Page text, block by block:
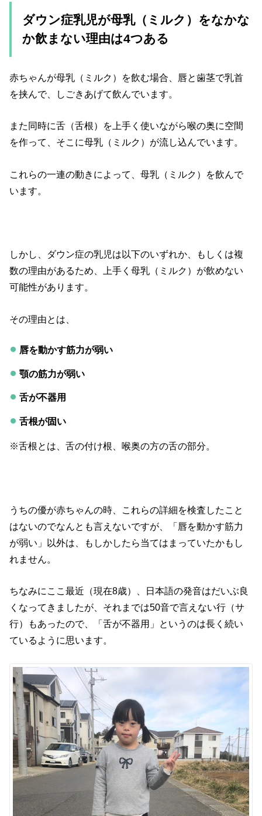
ダウン症乳児が母乳（ミルク）をなかな
か飲まない理由は4つある
赤ちゃんが母乳（ミルク）を飲む場合、唇と歯茎で乳首
を挟んで、しごきあげて飲んでいます。
また同時に舌（舌根）を上手く使いながら喉の奥に空間
を作って、そこに母乳（ミルク）が流し込んでいます。
これらの一連の動きによって、母乳（ミルク）を飲んで
います。
しかし、ダウン症の乳児は以下のいずれか、もしくは複
数の理由があるため、上手く母乳（ミルク）が飲めない
可能性があります。
その理由とは、
唇を動かす筋力が弱い
顎の筋力が弱い
舌が不器用
舌根が固い
※舌根とは、舌の付け根、喉奥の方の舌の部分。
うちの優が赤ちゃんの時、これらの詳細を検査したこと
はないのでなんとも言えないですが、「唇を動かす筋力
が弱い」以外は、もしかしたら当てはまっていたかもし
れません。
ちなみにここ最近（現在8歳）、日本語の発音はだいぶ良
くなってきましたが、それまでは50音で言えない行（サ
行）もあったので、「舌が不器用」というのは長く続い
ているように思います。